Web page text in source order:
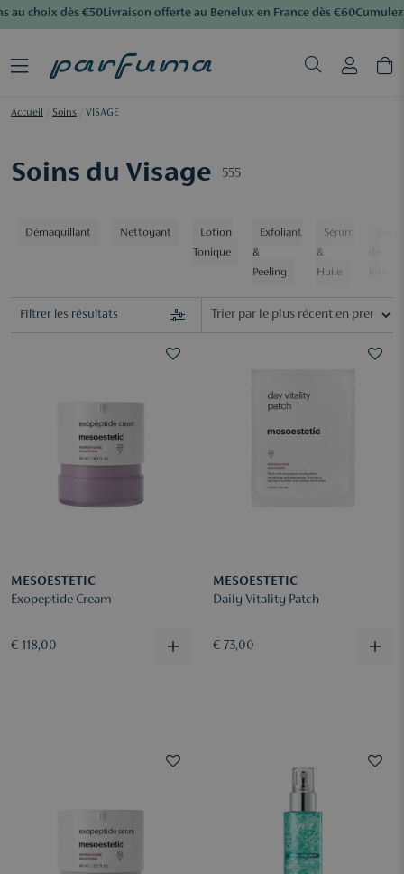
choix dès €50Livraison offerte au Benelux en France dès €60Cumulez
Accueil Soins VISAGE
Soins du Visage 555
Démaquillant Nettoyant
Lotion
Tonique
Exfoliant
&
Peeling
Sérum
&
Huile
Filtrer les résultats
MESOESTETIC
Exopeptide Cream
€ 118,00
MESOESTETIC
Daily Vitality Patch
€ 73,00